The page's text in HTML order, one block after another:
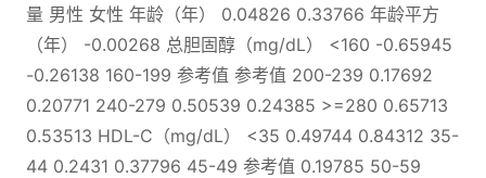
量 男性 女性 年龄（年） 0.04826 0.33766 年龄平方
（年） -0.00268 总胆固醇（mg/dL） <160 -0.65945
-0.26138 160-199 参考值 参考值 200-239 0.17692
0.20771 240-279 0.50539 0.24385 >=280 0.65713
0.53513 HDL-C（mg/dL） <35 0.49744 0.84312 35-
44 0.2431 0.37796 45-49 参考值 0.19785 50-59